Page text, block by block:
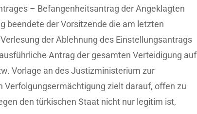
– Befangenheitsantrag der Angeklagten
beendete der Vorsitzende die am letzten
der Ablehnung des Einstellungsantrags
Antrag der gesamten Verteidigung auf
Vorlage an des Justizministerium zur
Verfolgungsermächtigung zielt darauf, offen zu
den türkischen Staat nicht nur legitim ist,